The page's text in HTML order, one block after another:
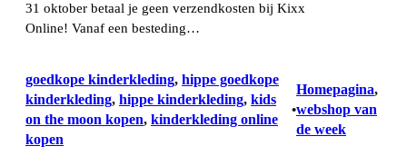
31 oktober betaal je geen verzendkosten bij Kixx
Online! Vanaf een besteding…
goedkope kinderkleding, hippe goedkope
kinderkleding, hippe kinderkleding, kids
on the moon kopen, kinderkleding online
kopen
•
Homepagina
webshop van
de week